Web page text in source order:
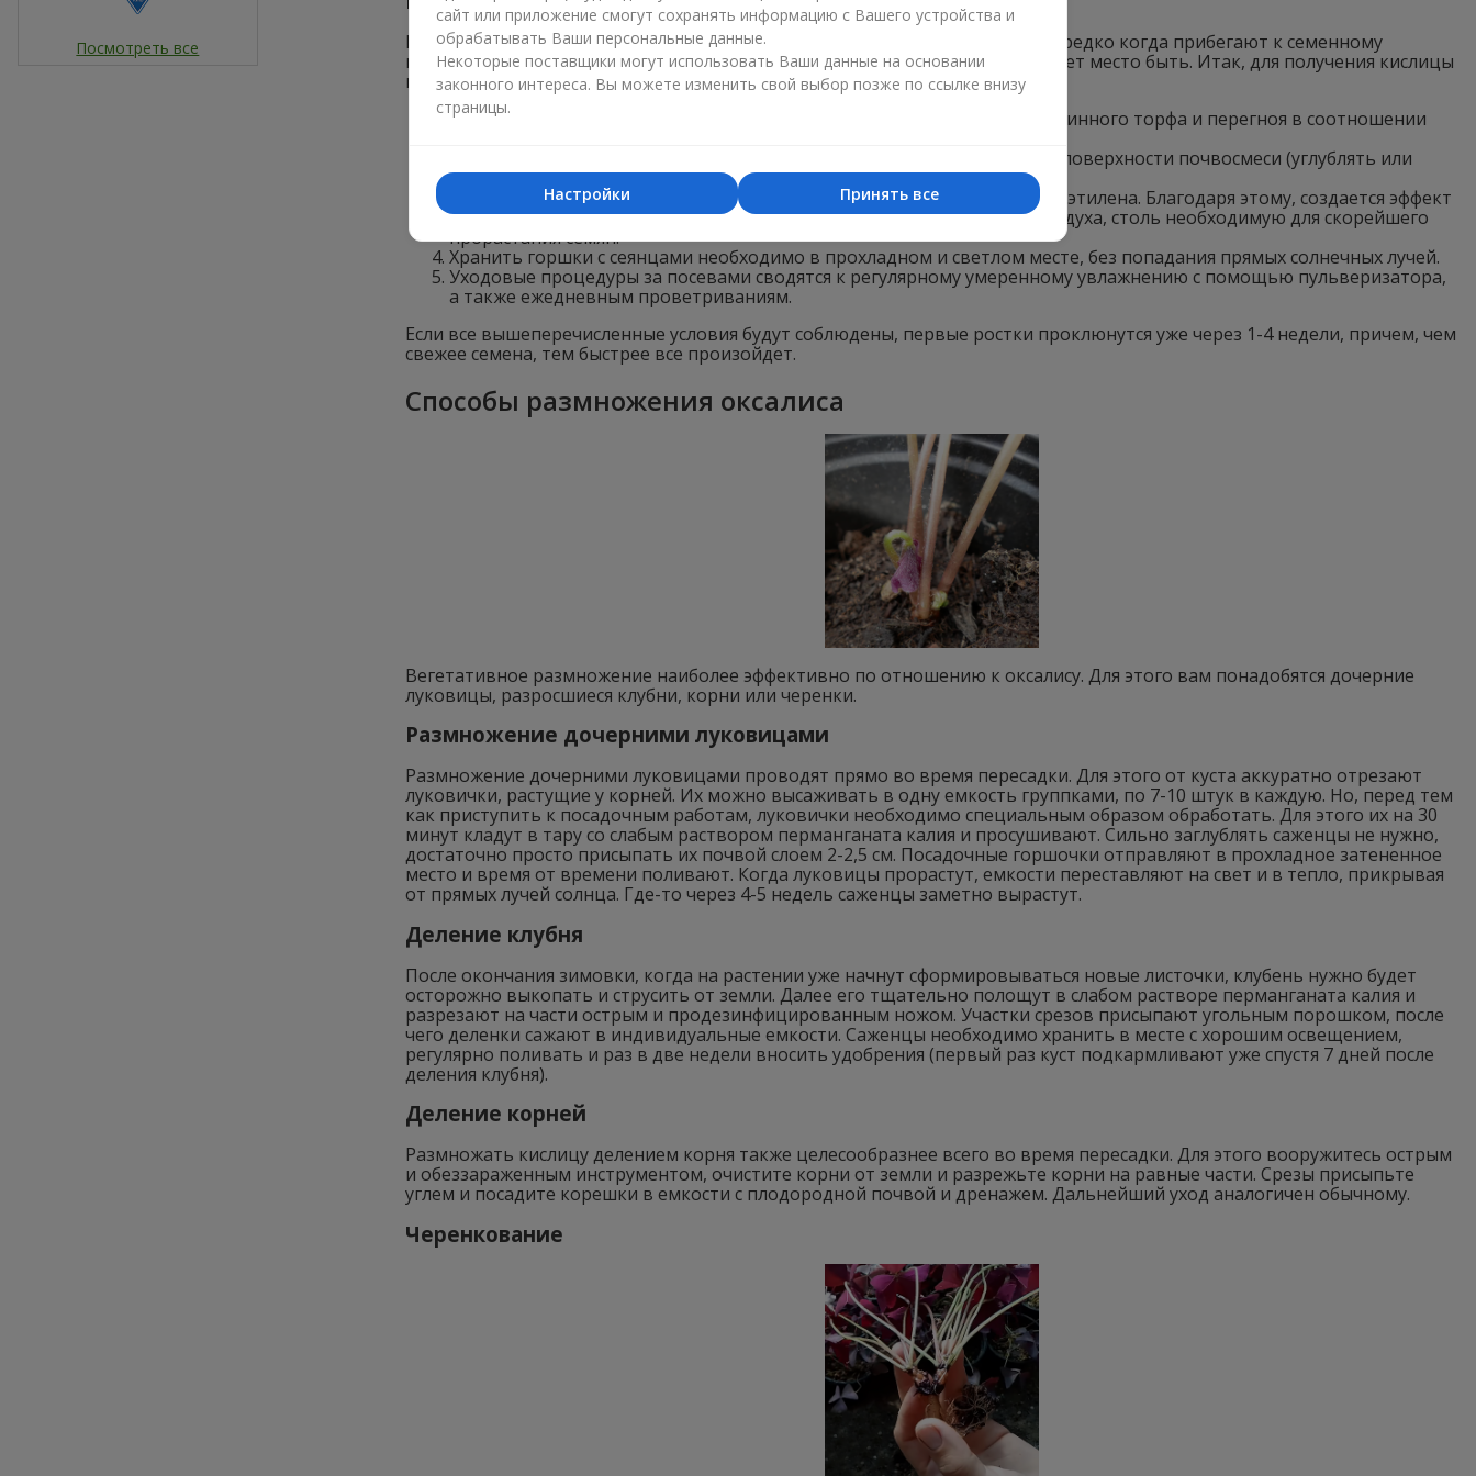
В естественной среде оксалисы размножаются самосевом, а вот садоводы редко когда прибегают к семенному
выращиванию, так как это долго и малоэффективно. Тем не менее все имеет место быть. Итак, для получения кислицы
из семян, вам будет нужно:
Подготовить необходимый субстрат, состоящий из речного песка, низинного торфа и перегноя в соотношении
С приходом марта равномерно распределить семенной материал по поверхности почвосмеси (углублять или
присыпать грунтом посевы не надо).
Затем посадочная емкость прикрывается крышкой из стекла или полиэтилена. Благодаря этому, создается эффект
мини-теплицы, что позволяет поддерживать высокую влажность воздуха, столь необходимую для скорейшего
прорастания семян.
Хранить горшки с сеянцами необходимо в прохладном и светлом месте, без попадания прямых солнечных лучей.
Уходовые процедуры за посевами сводятся к регулярному умеренному увлажнению с помощью пульверизатора,
а также ежедневным проветриваниям.
Если все вышеперечисленные условия будут соблюдены, первые ростки проклюнутся уже через 1-4 недели, причем, чем
свежее семена, тем быстрее все произойдет.
Способы размножения оксалиса
Вегетативное размножение наиболее эффективно по отношению к оксалису. Для этого вам понадобятся дочерние
луковицы, разросшиеся клубни, корни или черенки.
Размножение дочерними луковицами
Размножение дочерними луковицами проводят прямо во время пересадки. Для этого от куста аккуратно отрезают
луковички, растущие у корней. Их можно высаживать в одну емкость группками, по 7-10 штук в каждую. Но, перед тем
как приступить к посадочным работам, луковички необходимо специальным образом обработать. Для этого их на 30
минут кладут в тару со слабым раствором перманганата калия и просушивают. Сильно заглублять саженцы не нужно,
достаточно просто присыпать их почвой слоем 2-2,5 см. Посадочные горшочки отправляют в прохладное затененное
место и время от времени поливают. Когда луковицы прорастут, емкости переставляют на свет и в тепло, прикрывая
от прямых лучей солнца. Где-то через 4-5 недель саженцы заметно вырастут.
Деление клубня
После окончания зимовки, когда на растении уже начнут сформировываться новые листочки, клубень нужно будет
осторожно выкопать и струсить от земли. Далее его тщательно полощут в слабом растворе перманганата калия и
разрезают на части острым и продезинфицированным ножом. Участки срезов присыпают угольным порошком, после
чего деленки сажают в индивидуальные емкости. Саженцы необходимо хранить в месте с хорошим освещением,
регулярно поливать и раз в две недели вносить удобрения (первый раз куст подкармливают уже спустя 7 дней после
деления клубня).
Деление корней
Размножать кислицу делением корня также целесообразнее всего во время пересадки. Для этого вооружитесь острым
и обеззараженным инструментом, очистите корни от земли и разрежьте корни на равные части. Срезы присыпьте
углем и посадите корешки в емкости с плодородной почвой и дренажем. Дальнейший уход аналогичен обычному.
Черенкование
Посмотреть все
сайт или приложение смогут сохранять информацию с Вашего устройства и
обрабатывать Ваши персональные данные.
Некоторые поставщики могут использовать Ваши данные на основании
законного интереса. Вы можете изменить свой выбор позже по ссылке внизу
страницы.
Принять все
Настройки